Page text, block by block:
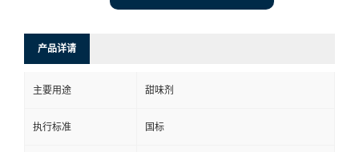
产品详请
主要用途 甜味剂
执行标准 国标